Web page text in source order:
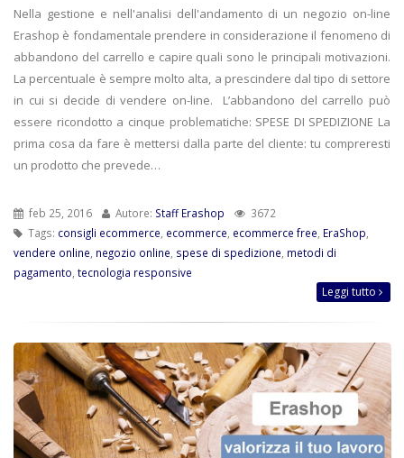
Nella gestione e nell'analisi dell'andamento di un negozio on-line
Erashop è fondamentale prendere in considerazione il fenomeno di
abbandono del carrello e capire quali sono le principali motivazioni.
La percentuale è sempre molto alta, a prescindere dal tipo di settore
in cui si decide di vendere on-line. L’abbandono del carrello può
essere ricondotto a cinque problematiche: SPESE DI SPEDIZIONE La
prima cosa da fare è mettersi dalla parte del cliente: tu compreresti
un prodotto che prevede…
feb 25, 2016 Autore: Staff Erashop
3672
Tags: consigli ecommerce, ecommerce, ecommerce free, EraShop,
vendere online, negozio online, spese di spedizione, metodi di
pagamento, tecnologia responsive
Leggi tutto